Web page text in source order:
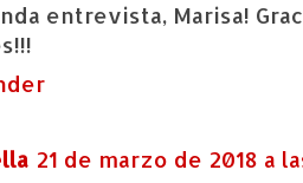
entrevista, Marisa!
21 de marzo de 2018 a